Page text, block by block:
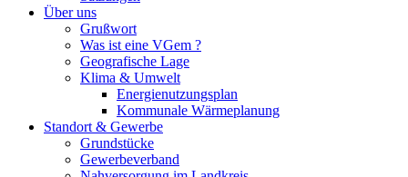
Über uns
Grußwort
Was ist eine VGem ?
Geografische Lage
Klima & Umwelt
Energienutzungsplan
Kommunale Wärmeplanung
Standort & Gewerbe
Grundstücke
Gewerbeverband